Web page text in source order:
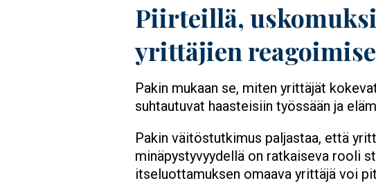
Piirteillä,
yrittäjien
Pakin mukaan se, miten yrittäjät
suhtautuvat haasteisiin työssään ja
Pakin väitöstutkimus paljastaa, että
minäpystyvyydellä on ratkaiseva rooli
itseluottamuksen omaava yrittäjä voi